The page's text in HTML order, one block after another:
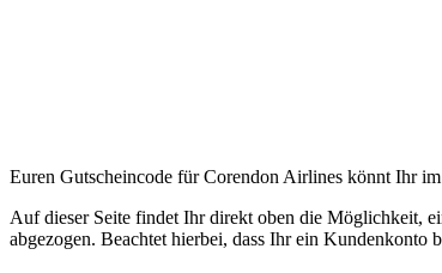
Euren Gutscheincode für Corendon Airlines könnt Ihr
Auf dieser Seite findet Ihr direkt oben die Möglichkeit,
abgezogen. Beachtet hierbei, dass Ihr ein Kundenkonto